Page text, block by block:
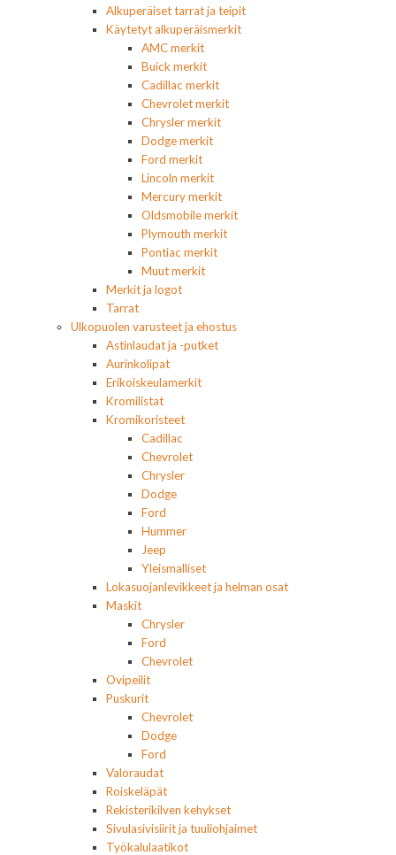
Alkuperäiset tarrat ja teipit
Käytetyt alkuperäismerkit
AMC merkit
Buick merkit
Cadillac merkit
Chevrolet merkit
Chrysler merkit
Dodge merkit
Ford merkit
Lincoln merkit
Mercury merkit
Oldsmobile merkit
Plymouth merkit
Pontiac merkit
Muut merkit
Merkit ja logot
Tarrat
Ulkopuolen varusteet ja ehostus
Astinlaudat ja -putket
Aurinkolipat
Erikoiskeulamerkit
Kromilistat
Kromikoristeet
Cadillac
Chevrolet
Chrysler
Dodge
Ford
Hummer
Jeep
Yleismalliset
Lokasuojanlevikkeet ja helman osat
Maskit
Chrysler
Ford
Chevrolet
Ovipeilit
Puskurit
Chevrolet
Dodge
Ford
Valoraudat
Roiskeläpät
Rekisterikilven kehykset
Sivulasivisiirit ja tuuliohjaimet
Työkalulaatikot